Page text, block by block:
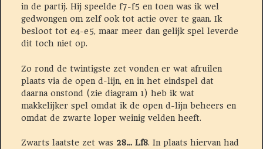
in de partij. Hij speelde f7-f5 en toen was ik wel
gedwongen om zelf ook tot actie over te gaan. Ik
besloot tot e4-e5, maar meer dan gelijk spel leverde
dit toch niet op.
Zo rond de twintigste zet vonden er wat afruilen
plaats via de open d-lijn, en in het eindspel dat
daarna onstond (zie diagram 1) heb ik wat
makkelijker spel omdat ik de open d-lijn beheers en
omdat de zwarte loper weinig velden heeft.
Zwarts laatste zet was 28… Lf8. In plaats hiervan had